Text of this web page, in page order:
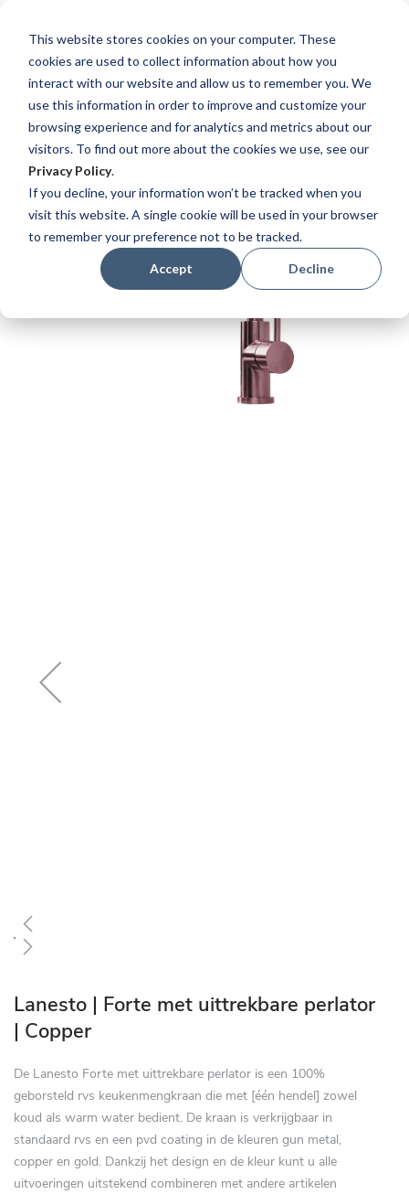
This website stores cookies on your computer. These
cookies are used to collect information about how you
interact with our website and allow us to remember you. We
use this information in order to improve and customize your
browsing experience and for analytics and metrics about our
visitors. To find out more about the cookies we use, see our
Privacy Policy.
If you decline, your information won’t be tracked when you
visit this website. A single cookie will be used in your browser
to remember your preference not to be tracked.
Accept Decline
Select
Store
Dekker Zevenhuizen EN
Lanesto | Forte met uittrekbare perlator
| Copper
De Lanesto Forte met uittrekbare perlator is een 100%
geborsteld rvs keukenmengkraan die met [één hendel] zowel
koud als warm water bedient. De kraan is verkrijgbaar in
standaard rvs en een pvd coating in de kleuren gun metal,
copper en gold. Dankzij het design en de kleur kunt u alle
uitvoeringen uitstekend combineren met andere artikelen
Skip
the
the
images
to
beginning
the
images
gallery